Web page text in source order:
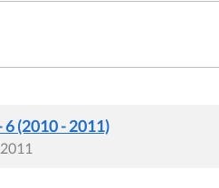
(2010 - 2011)